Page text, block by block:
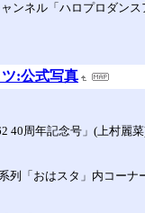
ンネル「ハロプロダンス
:公式写真
40周年記念号」(上村麗
列「おはスタ」内コー